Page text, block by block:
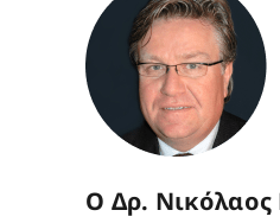
Ο Δρ. Νικόλαος